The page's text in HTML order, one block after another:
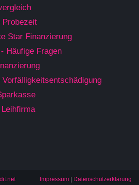
Probezeit
Star Finanzierung
Häufige Fragen
Impressum Datenschutzerklärung